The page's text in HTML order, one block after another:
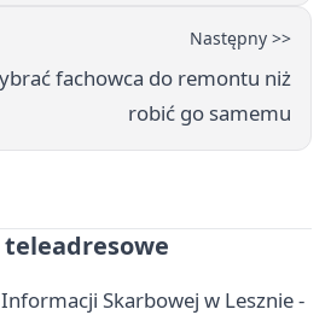
Następny >>
fachowca do remontu niż
robić go samemu
Skarbowej w Lesznie -